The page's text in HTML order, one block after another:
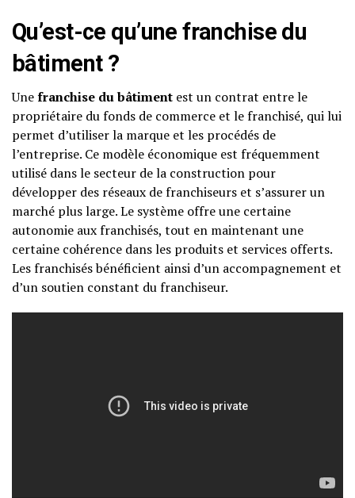
Qu’est-ce qu’une franchise du
bâtiment ?
Unefranchise du bâtiment est un contrat entre le
propriétaire du fonds de commerce et le franchisé, qui lui
permet d’utiliser la marque et les procédés de
l’entreprise. Ce modèle économique est fréquemment
utilisé dans le secteur de la construction pour
développer des réseaux de franchiseurs et s’assurer un
marché plus large. Le système offre une certaine
autonomie aux franchisés, tout en maintenant une
certaine cohérence dans les produits et services offerts.
Les franchisés bénéficient ainsi d’un accompagnement et
d’un soutien constant du franchiseur.